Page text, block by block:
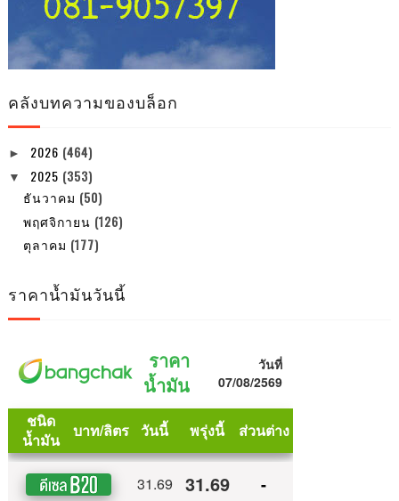
คลังบทความของบล็อก
► 2026 (464)
▼ 2025 (353)
ธันวาคม (50)
พฤศจิกายน (126)
ตุลาคม (177)
ราคาน้ำมันวันนี้